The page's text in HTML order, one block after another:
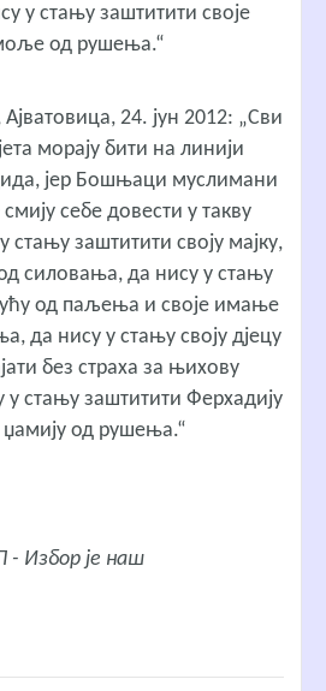
у стању заштитити своје
од рушења.“
24. јун 2012: „Сви
морају бити на линији
јер Бошњаци муслимани
себе довести у такву
стању заштитити своју мајку,
силовања, да нису у стању
од паљења и своје имање
да нису у стању своју дјецу
без страха за њихову
у стању заштитити Ферхадију
од рушења.“
- Избор је наш